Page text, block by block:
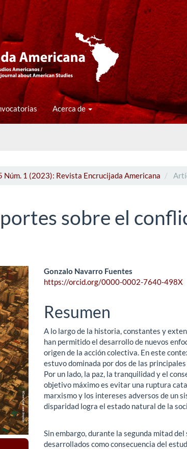
Acerca de
Núm. 1 (2023): Revista Encrucijada Americana
sobre el
Contenido
principal
del
artículo
Gonzalo Navarro Fuentes
https://orcid.org/0000-0002-7640-498X
Resumen
A lo largo de la historia, constantes y
han permitido el desarrollo de nuevos
origen de la acción colectiva. En este
estuvo dominada por dos de las
Por un lado, la paz, la tranquilidad y el
objetivo máximo es evitar una ruptura
marxismo y los intereses adversos de un
disparidad logra el estado natural de la
Sin embargo, durante la segunda mitad
desarrollados como consecuencia del